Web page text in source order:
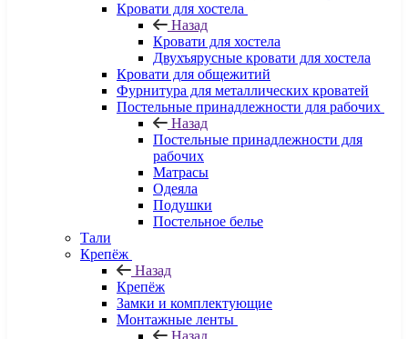
Кровати для хостела
Назад
Кровати для хостела
Двухъярусные кровати для хостела
Кровати для общежитий
Фурнитура для металлических кроватей
Постельные принадлежности для рабочих
Назад
Постельные принадлежности для
рабочих
Матрасы
Одеяла
Подушки
Постельное белье
Тали
Крепёж
Назад
Крепёж
Замки и комплектующие
Монтажные ленты
Назад